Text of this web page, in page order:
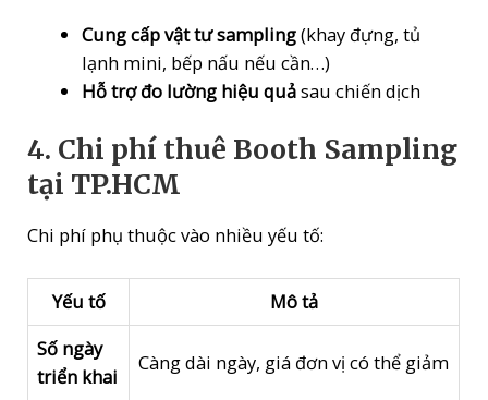
Cung cấp vật tư sampling(khay đựng, tủ
lạnh mini, bếp nấu nếu cần…)
Hỗ trợ đo lường hiệu quảsau chiến dịch
4. Chi phí thuê Booth Sampling
tại TP.HCM
Chi phí phụ thuộc vào nhiều yếu tố:
Yếu tố
Mô tả
Số ngày
triển khai
Càng dài ngày, giá đơn vị có thể giảm